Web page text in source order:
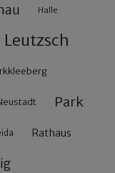
Halle
Leutzsch
Park
Rathaus